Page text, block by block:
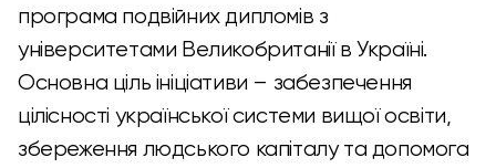
програма подвійних дипломів з
університетами Великобританії в Україні.
Основна ціль ініціативи – забезпечення
цілісності української системи вищої освіти,
збереження людського капіталу та допомога